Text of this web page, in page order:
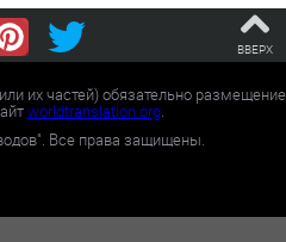
ВВЕРХ
их частей) обязательно размещение
worldtranslation.org.
Все права защищены.